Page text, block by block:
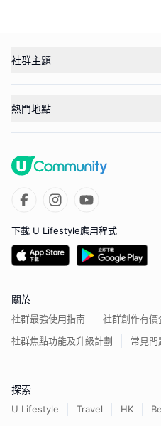
社群主題
熱門地點
下載 U Lifestyle應用程式
關於
社群最強使用指南
社群創作有價
社群焦點功能及升級計劃
常見問
探索
U Lifestyle Travel HK